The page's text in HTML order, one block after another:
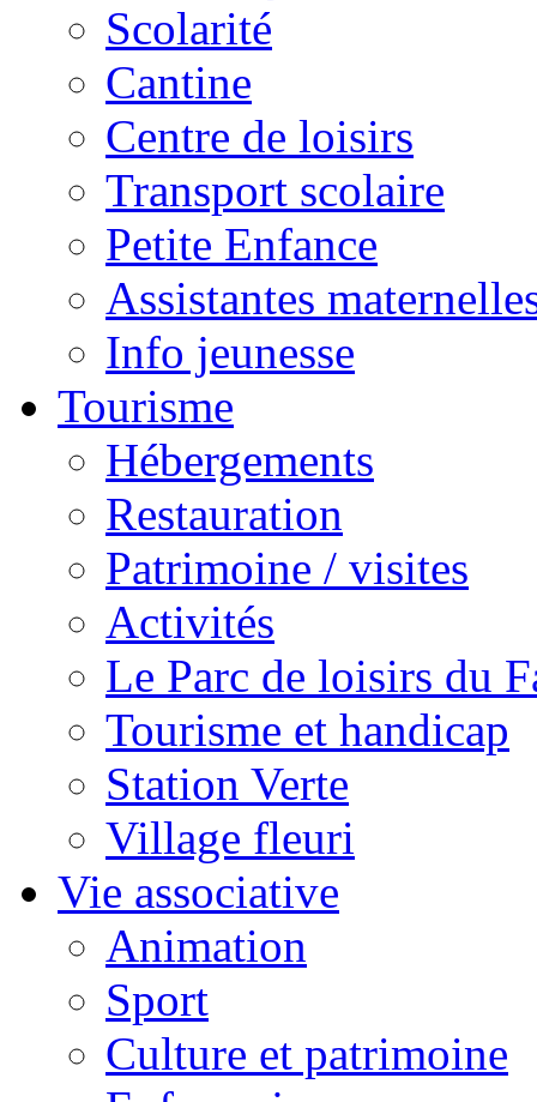
Scolarité
Cantine
Centre de loisirs
Transport scolaire
Petite Enfance
Assistantes
Info jeunesse
Tourisme
Hébergements
Restauration
Patrimoine / visites
Activités
Le Parc de loisirs du
Tourisme et handicap
Station Verte
Village fleuri
Vie associative
Animation
Sport
Culture et patrimoine